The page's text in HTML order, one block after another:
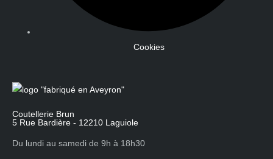
Cookies
Coutellerie Brun
5 Rue Bardière - 12210 Laguiole
Du lundi au samedi de 9h à 18h30